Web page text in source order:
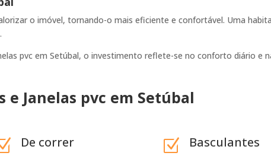
o imóvel, tornando-o mais eficiente e confortável. Uma
pvc em Setúbal, o investimento reflete-se no conforto diário e
e Janelas pvc em Setúbal
De correr Z Basculantes